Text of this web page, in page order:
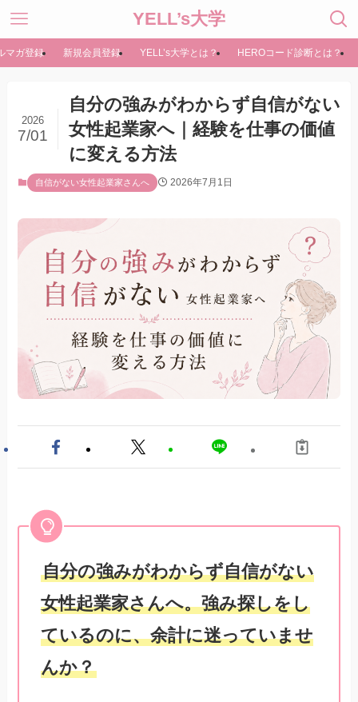
YELL’s大学
マガ登録 新規会員登録 YELL’s大学とは？ HEROコード診断とは？
自分の強みがわからず自信がない
女性起業家へ｜経験を仕事の価値
に変える方法
2026
7/01
自信がない女性起業家さんへ 2026年7月1日
自分の強みがわからず自信がない
女性起業家さんへ。強み探しをし
ているのに、余計に迷っていませ
んか？